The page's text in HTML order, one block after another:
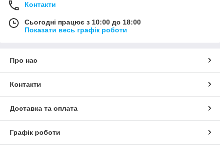
Контакти
Сьогодні працює з 10:00 до 18:00
Показати весь графік роботи
Про нас
Контакти
Доставка та оплата
Графік роботи